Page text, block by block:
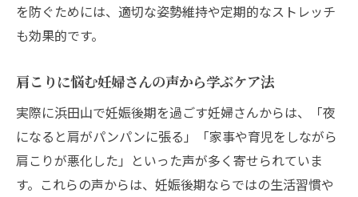
を防ぐためには、適切な姿勢維持や定期的なストレッチ
も効果的です。
肩こりに悩む妊婦さんの声から学ぶケア法
実際に浜田山で妊娠後期を過ごす妊婦さんからは、「夜
になると肩がパンパンに張る」「家事や育児をしながら
肩こりが悪化した」といった声が多く寄せられていま
す。これらの声からは、妊娠後期ならではの生活習慣や